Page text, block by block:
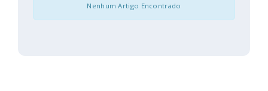
Nenhum Artigo Encontrado